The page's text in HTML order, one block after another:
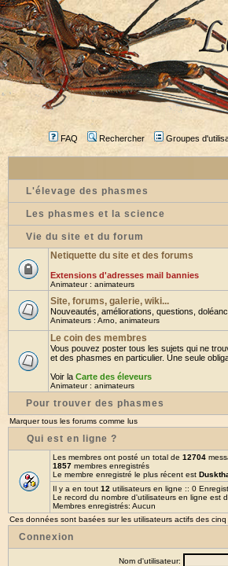
FAQ Rechercher Groupes
L'élevage des phasmes
Les phasmes et la science
Vie du site et du forum
Netiquette du site et des forums
Extensions d'adresses mail bannies
Animateur : animateurs
Site, forums, galerie, wiki...
Nouveautés, améliorations, questions,
Animateurs : Arno animateurs
Le coin des membres
Vous pouvez poster tous les sujets qui ne
et des phasmes en particulier. Une seule
Voir la Carte des éleveurs
Animateur : animateurs
Pour trouver des phasmes
Marquer tous les forums comme lus
Qui est en ligne ?
Les membres ont posté un total de 12704
1857 membres enregistrés
Le membre enregistré le plus récent est
Il y a en tout 12 utilisateurs en ligne :: 0
Le record du nombre d'utilisateurs en ligne est
Membres enregistrés: Aucun
Ces données sont basées sur les utilisateurs actifs des
Connexion
Nom d'utilisateur: